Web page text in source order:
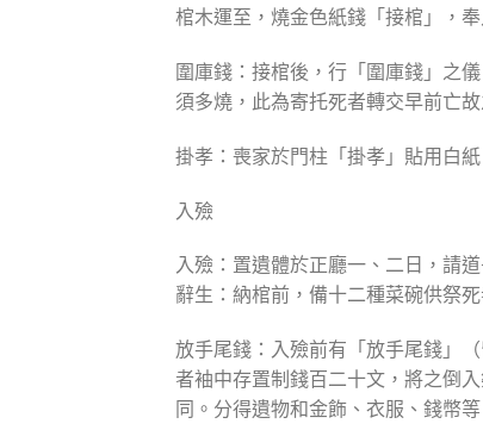
棺木運至，燒金色紙錢「接棺」，奉
圍庫錢：接棺後，行「圍庫錢」之
須多燒，此為寄托死者轉交早前亡
掛孝：喪家於門柱「掛孝」貼用白
入殮
入殮：置遺體於正廳一、二日，請
辭生：納棺前，備十二種菜碗供祭
放手尾錢：入殮前有「放手尾錢」
者袖中存置制錢百二十文，將之倒
同。分得遺物和金飾、衣服、錢幣